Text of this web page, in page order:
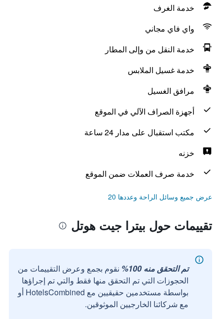
خدمة الغرف
واي فاي مجاني
خدمة النقل من وإلى المطار
خدمة غسيل الملابس
مرافق الغسيل
أجهزة الصراف الآلي في الموقع
مكتب استقبال على مدار 24 ساعة
خزنه
خدمة صرف العملات ضمن الموقع
عرض جميع وسائل الراحة وعددها 20
تقييمات حول بيترا جيت هوتل
تم التحقق منه 100%
نقوم بجمع وعرض التقييمات من
الحجوزات التي تم التحقق منها فقط والتي تم إجراؤها
بواسطة مستخدمين حقيقيين مع HotelsCombined أو
مع شركائنا الخارجيين الموثوقين.